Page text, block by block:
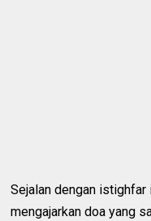
Sejalan dengan istighfar
mengajarkan doa yang